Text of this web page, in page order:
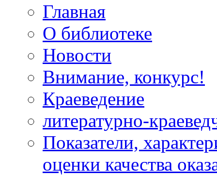
Главная
О библиотеке
Новости
Внимание, конкурс!
Краеведение
литературно-
Показатели,
оценки качества